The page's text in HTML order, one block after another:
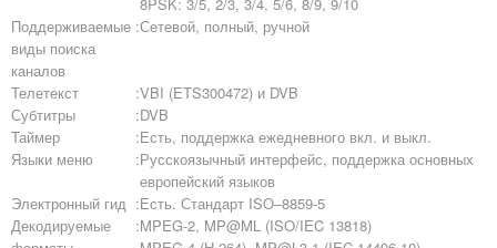
8PSK: 3/5, 2/3, 3/4, 5/6, 8/9, 9/10
Поддерживаемые
виды поиска
каналов
:Сетевой, полный, ручной
Телетекст :VBI (ETS300472) и DVB
Субтитры
:DVB
Таймер
:Есть, поддержка ежедневного вкл. и выкл.
Языки меню
:Русскоязычный интерфейс, поддержка основных
европейский языков
Электронный гид :Есть. Стандарт ISO–8859-5
Декодируемые
:MPEG-2, MP@ML (ISO/IEC 13818)